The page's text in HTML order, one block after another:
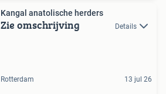
Kangal anatolische herders
Zie omschrijving Details
Rotterdam 13 jul 26